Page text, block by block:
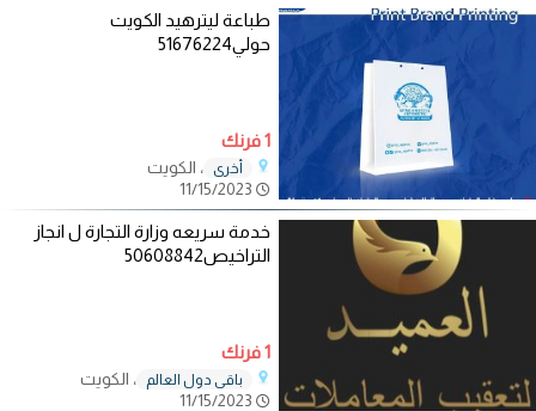
طباعة ليترهيد الكويت
حولي51676224
1 فرنك
أخرى
، الكويت
خدمة سريعه وزارة التجارة ل انجاز
التراخيص50608842
1 فرنك
باقي دول العالم
، الكويت